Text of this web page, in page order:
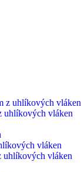
z uhlíkových vláken
uhlíkových vláken
vláken
uhlíkových vláken